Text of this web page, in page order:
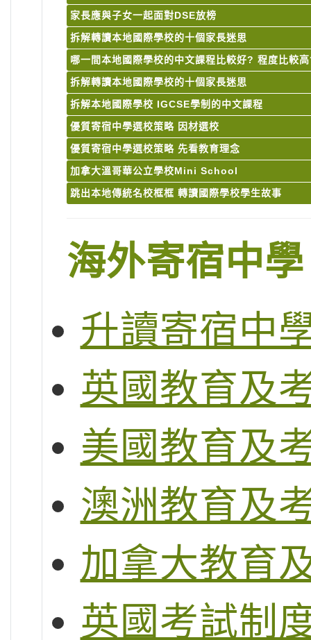
家長應與子女一起面對DSE放榜
拆解轉讀本地國際學校的十個家長迷思
哪一間本地國際學校的中文課程比較好? 程度比較
拆解轉讀本地國際學校的十個家長迷思
拆解本地國際學校 IGCSE學制的中文課程
優質寄宿中學選校策略 因材選校
優質寄宿中學選校策略 先看教育理念
加拿大溫哥華公立學校Mini School
跳出本地傳統名校框框 轉讀國際學校學生故事
海外寄宿中學
升讀寄宿中
英國教育及
美國教育及
澳洲教育及
加拿大教育
英國考試制